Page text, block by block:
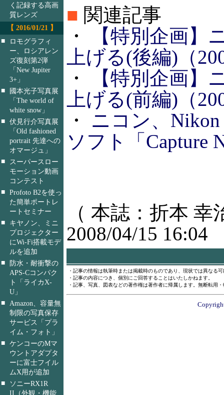
く記録する高画
質レンズ
【 2016/01/21 】
■
ロモグラフィ
ー、ロシアレン
ズ復刻第2弾
「New Jupiter
3+」
■
國本光子写真展
「The world of
white snow」
■ 伏見行介写真展
「Old fashioned
portrait 先達への
オマージュ」
■
スーパースロー
モーション動画
コンテスト
■ Profoto B2を使っ
た簡単ポートレ
ートセミナー
■
キヤノン、ミニ
プロジェクター
にWi-Fi搭載モデ
ルを追加
■
防水・耐衝撃の
APS-Cコンパク
ト「ライカX-
U」
■
Amazon、容量無
制限の写真保存
サービス「プラ
イム・フォト」
■ ケンコーのMマ
ウントアダプタ
ーに富士フイル
ムX用が追加
■
ソニーRX1R
II（外観・機能
■ 関連記事
・
【特別企画】
上げる(後編)（
・
【特別企画】
上げる(前編)（
・ ニコン、
ソフト「Capture
（ 本誌：折本 幸
2008/04/15 16:04
・記事の情報は執筆時または掲載時のものであり、現状では異なる
・記事の内容につき、個別にご回答することはいたしかねます。
・記事、写真、図表などの著作権は著作者に帰属します。無断転用